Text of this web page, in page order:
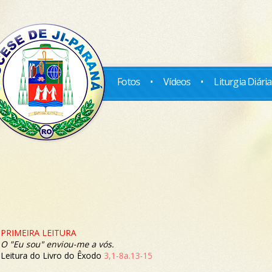
Fotos • Vídeos • Liturgia Diária
PRIMEIRA LEITURA
O "Eu sou" enviou-me a vós.
Leitura do Livro do Êxodo 3,1-8a.13-15